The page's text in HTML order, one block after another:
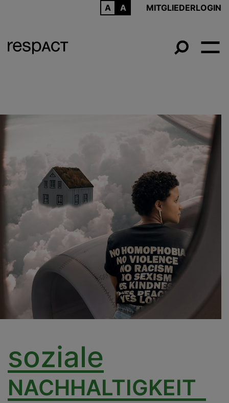
MITGLIEDERLOGIN
soziale
NACHHALTIGKEIT